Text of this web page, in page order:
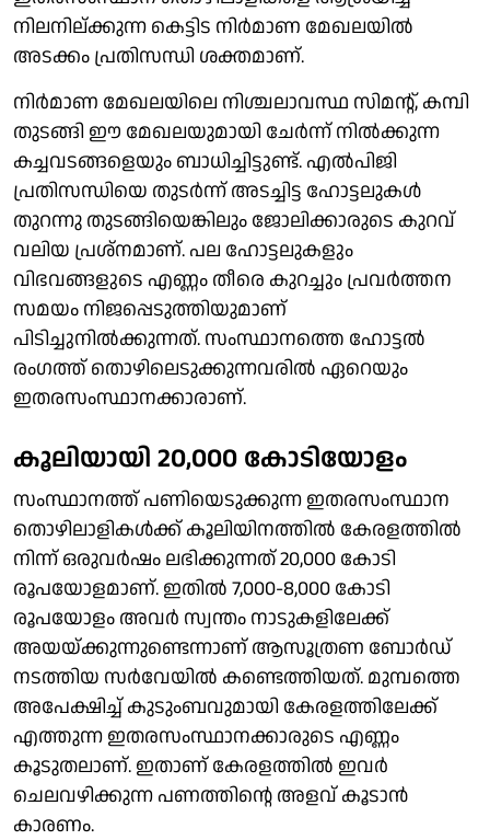
നിലനില്ക്കുന്ന കെട്ടിട നിര്‍മാണ മേഖലയില്‍
അടക്കം പ്രതിസന്ധി ശക്തമാണ്.
നിര്‍മാണ മേഖലയിലെ നിശ്ചലാവസ്ഥ സിമന്റ്, കമ്പി
തുടങ്ങി ഈ മേഖലയുമായി ചേര്‍ന്ന് നില്‍ക്കുന്ന
കച്ചവടങ്ങളെയും ബാധിച്ചിട്ടുണ്ട്. എല്‍പിജി
പ്രതിസന്ധിയെ തുടര്‍ന്ന് അടച്ചിട്ട ഹോട്ടലുകള്‍
തുറന്നു തുടങ്ങിയെങ്കിലും ജോലിക്കാരുടെ കുറവ്
വലിയ പ്രശ്‌നമാണ്. പല ഹോട്ടലുകളും
വിഭവങ്ങളുടെ എണ്ണം തീരെ കുറച്ചും പ്രവര്‍ത്തന
സമയം നിജപ്പെടുത്തിയുമാണ്
പിടിച്ചുനില്‍ക്കുന്നത്. സംസ്ഥാനത്തെ ഹോട്ടല്‍
രംഗത്ത് തൊഴിലെടുക്കുന്നവരില്‍ ഏറെയും
ഇതരസംസ്ഥാനക്കാരാണ്.
കൂലിയായി 20,000 കോടിയോളം
സംസ്ഥാനത്ത് പണിയെടുക്കുന്ന ഇതരസംസ്ഥാന
തൊഴിലാളികള്‍ക്ക് കൂലിയിനത്തില്‍ കേരളത്തില്‍
നിന്ന് ഒരുവര്‍ഷം ലഭിക്കുന്നത് 20,000 കോടി
രൂപയോളമാണ്. ഇതില്‍ 7,000-8,000 കോടി
രൂപയോളം അവര്‍ സ്വന്തം നാടുകളിലേക്ക്
അയയ്ക്കുന്നുണ്ടെന്നാണ് ആസൂത്രണ ബോര്‍ഡ്
നടത്തിയ സര്‍വേയില്‍ കണ്ടെത്തിയത്. മുമ്പത്തെ
അപേക്ഷിച്ച് കുടുംബവുമായി കേരളത്തിലേക്ക്
എത്തുന്ന ഇതരസംസ്ഥാനക്കാരുടെ എണ്ണം
കൂടുതലാണ്. ഇതാണ് കേരളത്തില്‍ ഇവര്‍
ചെലവഴിക്കുന്ന പണത്തിന്റെ അളവ് കൂടാന്‍
കാരണം.